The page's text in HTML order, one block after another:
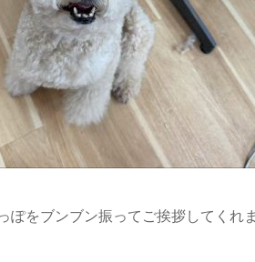
ぽをブンブン振ってご挨拶してくれ